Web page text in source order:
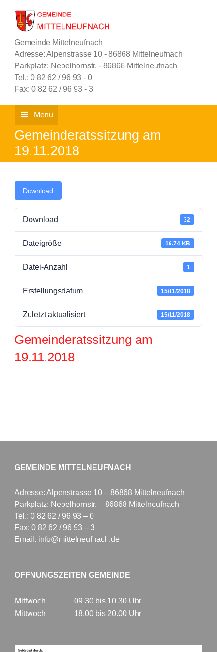
Inhalt
springen
Gemeinde Mittelneufnach
Adresse: Alpenstrasse 10 - 86868 Mittelneufnach
Parkplatz: Nebelhornstr. - 86868 Mittelneufnach
Tel.: 0 82 62 / 96 93 - 0
Fax: 0 82 62 / 96 93 - 3
Menu
Gemeinderatssitzung am
19.11.2018
Download
Download 32
Dateigröße 16.74 KB
Datei-Anzahl 1
Erstellungsdatum 15/11/2018
Zuletzt aktualisiert 15/11/2018
Gemeinderatssitzung am
19.11.2018
GEMEINDE MITTELNEUFNACH
Adresse: Alpenstrasse 10 – 86868 Mittelneufnach
Parkplatz: Nebelhornstr. – 86868 Mittelneufnach
Tel.: 0 82 62 / 96 93 – 0
Fax: 0 82 62 / 96 93 – 3
Email: info@mittelneufnach.de
ÖFFNUNGSZEITEN GEMEINDE
Mittwoch
09.30 bis 10.30 Uhr
Mittwoch
18.00 bis 20.00 Uhr